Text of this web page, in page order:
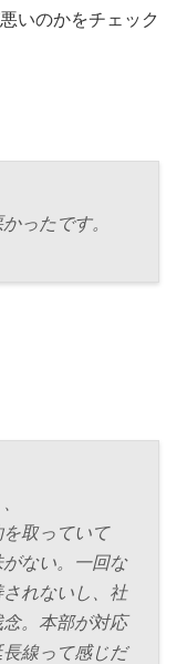
いのかをチェック
ったです。
取っていて
ない。一回な
れないし、社
。本部が対応
線って感じだ